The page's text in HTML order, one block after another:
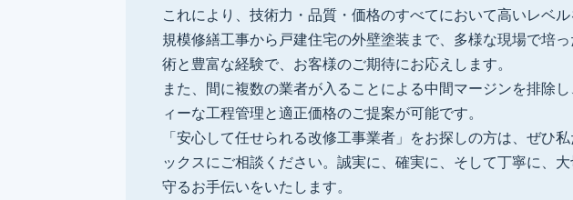
これにより、技術力・品質・価格のすべてにおいて高いレベ
規模修繕工事から戸建住宅の外壁塗装まで、多様な現場で培
術と豊富な経験で、お客様のご期待にお応えします。
また、間に複数の業者が入ることによる中間マージンを排除
ィーな工程管理と適正価格のご提案が可能です。
「安心して任せられる改修工事業者」をお探しの方は、ぜひ
ックスにご相談ください。誠実に、確実に、そして丁寧に、
守るお手伝いをいたします。